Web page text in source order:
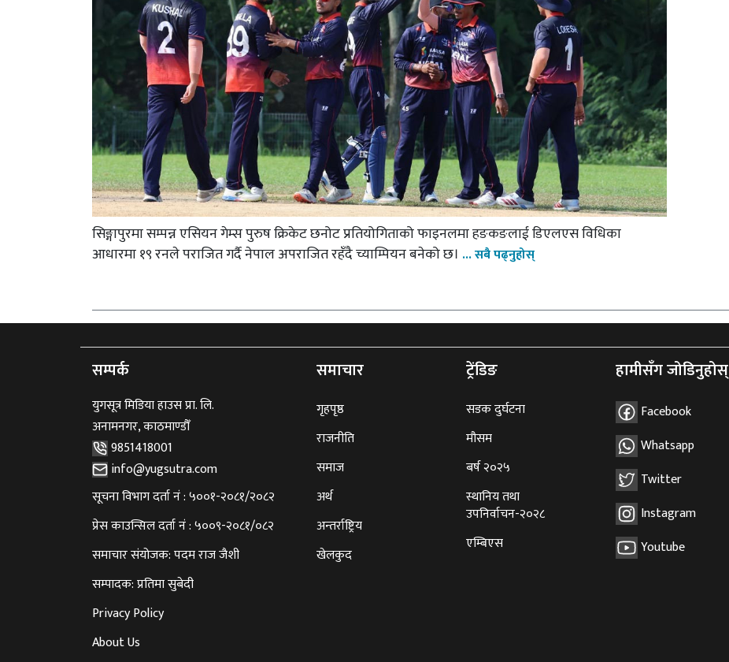
सिङ्गापुरमा सम्पन्न एसियन गेम्स पुरुष क्रिकेट छनोट प्रतियोगिताको फाइनलमा हङकङलाई डिएलएस विधिका
आधारमा १९ रनले पराजित गर्दै नेपाल अपराजित रहँदै च्याम्पियन बनेको छ। ... सबै पढ्नुहोस्
सम्पर्क
युगसूत्र मिडिया हाउस प्रा. लि.
अनामनगर, काठमाण्डौँ
9851418001
info@yugsutra.com
सूचना विभाग दर्ता नं : ५००१-२०८१/२०८२
प्रेस काउन्सिल दर्ता नं : ५००९-२०८१/०८२
समाचार संयोजक: पदम राज जैशी
सम्पादक: प्रतिमा सुबेदी
Privacy Policy
About Us
समाचार
गृहपृष्ठ
राजनीति
समाज
अर्थ
अन्तर्राष्ट्रिय
खेलकुद
ट्रेंडिङ
सडक दुर्घटना
मौसम
बर्ष २०२५
स्थानिय तथा
उपनिर्वाचन-२०२८
एम्बिएस
हामीसँग जोडिनुहोस्
Facebook
Whatsapp
Twitter
Instagram
Youtube